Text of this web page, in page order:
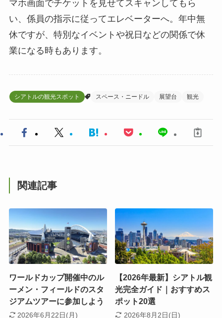
マホ画面でチケットを見せてスキャンしてもら
い、係員の指示に従ってエレベーターへ。年中無
休ですが、特別なイベントや祝日などの関係で休
業になる時もあります。
シアトルの観光スポット スペース・ニードル 展望台 観光
関連記事
ワールドカップ開催中のル
ーメン・フィールドのスタ
ジアムツアーに参加しよう
2026年6月22日(月)
【2026年最新】シアトル観
光完全ガイド｜おすすめス
ポット20選
2026年8月2日(日)